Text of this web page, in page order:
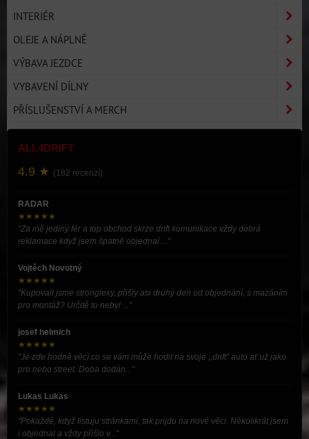
INTERIÉR
OLEJE A NÁPLNĚ
VÝBAVA JEZDCE
VYBAVENÍ DÍLNY
PŘÍSLUŠENSTVÍ A MERCH
ALL4DRIFT
4.9 ★ (182 recenzí)
RADAR
★★★★★
"Za mě jediný fér a top obchod skrze drift komunikace vždy dobrá
reklamace když jsem špatně objednal ..."
Vojtěch Novotný
★★★★★
"Kupovali jsme stronglexy, přišly asi druhý den od objednání, s mazáním
pro montáž? Určitě to nebyl ..."
josef helmich
★★★★★
"Je zde hodně věcí co se vám může hodit na svoje ,,drift” auto ať už jako
pro nebo street. Doba dodán..."
Lukas Lukas
★★★★★
"Pokaždé, když listuju stránkami, tak prijdu na nové věci. Několikrát jsem
i objednal a vždy přišlo v..."